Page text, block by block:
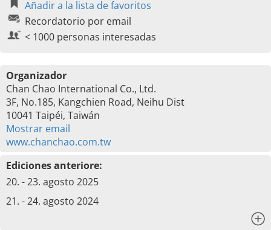
Añadir a la lista de favoritos
Recordatorio por email
< 1000 personas interesadas
Organizador
Chan Chao International Co., Ltd.
3F, No.185, Kangchien Road, Neihu Dist
10041 Taipéi, Taiwán
Mostrar email
www.chanchao.com.tw
Ediciones anteriore:
20. - 23. agosto 2025
21. - 24. agosto 2024